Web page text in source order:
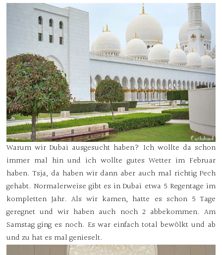
Warum wir Dubai ausgesucht haben? Ich wollte da schon
immer mal hin und ich wollte gutes Wetter im Februar
haben. Tsja, da haben wir dann aber auch mal richtig Pech
gehabt. Normalerweise gibt es in Dubai etwa 5 Regentage im
kompletten Jahr. Als wir kamen, hatte es schon 5 Tage
geregnet und wir haben auch noch 2 abbekommen. Am
Samstag ging es noch. Es war einfach total bewölkt und ab
und zu hat es mal genieselt.